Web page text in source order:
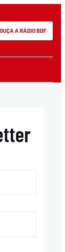
OUÇA A RÁDIO BDF